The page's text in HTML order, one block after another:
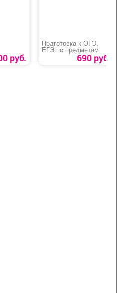
руб.
Подготовка к ОГЭ,
ЕГЭ по предметам
690 руб.